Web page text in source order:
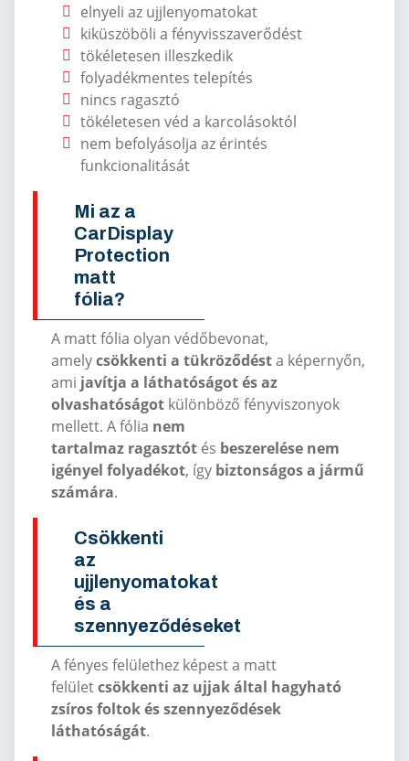
elnyeli az ujjlenyomatokat
kiküszöböli a fényvisszaverődést
tökéletesen illeszkedik
folyadékmentes telepítés
nincs ragasztó
tökéletesen véd a karcolásoktól
nem befolyásolja az érintés
funkcionalitását
Mi az a
CarDisplay
Protection
matt
fólia?
A matt fólia olyan védőbevonat,
amelycsökkenti a tükröződésta képernyőn,
ami javítja a láthatóságot és az
olvashatóságot különböző fényviszonyok
mellett. A fólia nem
tartalmaz ragasztót és beszerelése nem
igényel folyadékot, így biztonságos a jármű
számára.
Csökkenti
az
ujjlenyomatokat
és a
szennyeződéseket
A fényes felülethez képest a matt
felületcsökkenti az ujjak által hagyható
zsíros foltok és szennyeződések
láthatóságát.